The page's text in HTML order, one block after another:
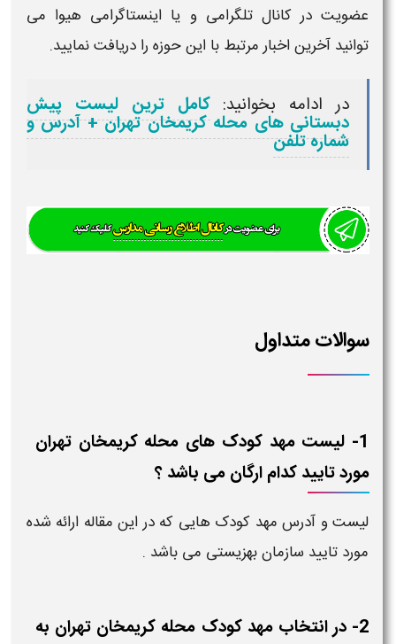
عضویت در کانال تلگرامی و یا اینستاگرامی هیوا می
توانید آخرین اخبار مرتبط با این حوزه را دریافت نمایید.
در ادامه بخوانید:کامل ترین لیست پیش
دبستانی های محله کریمخان تهران + آدرس و
شماره تلفن
سوالات متداول
1- لیست مهد کودک های محله کریمخان تهران
مورد تایید کدام ارگان می باشد ؟
لیست و آدرس مهد کودک هایی که در این مقاله ارائه شده
مورد تایید سازمان بهزیستی می باشد .
2- در انتخاب مهد کودک محله کریمخان تهران به